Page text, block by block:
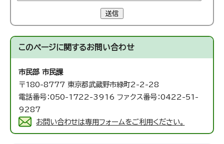
送信
このページに関するお問い合わせ
市民部 市民課
〒180-8777 東京都武蔵野市緑町2-2-28
電話番号：050-1722-3916 ファクス番号：0422-51-
9287
お問い合わせは専用フォームをご利用ください。